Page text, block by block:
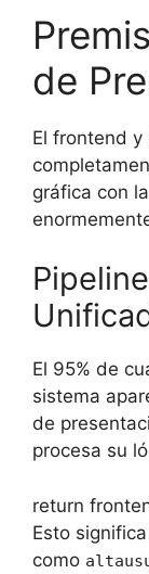
de
El frontend
gráfica con
El 95% de
sistema
de
procesa su
return
Esto
como